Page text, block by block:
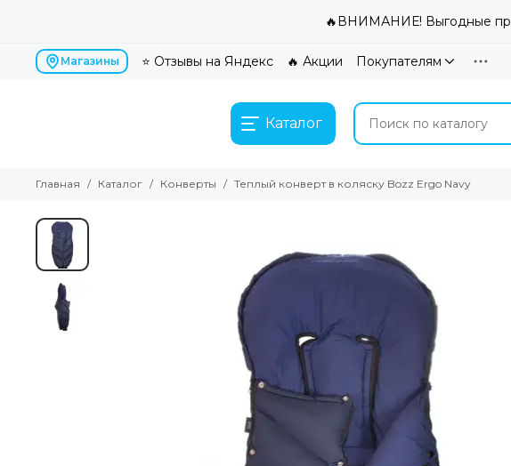
🔥ВНИМАНИЕ! Выгодные
Магазины ⭐ Отзывы на Яндекс 🔥 Акции Покупателям
Каталог
Главная Каталог Конверты Теплый конверт в коляску Bozz Ergo Navy